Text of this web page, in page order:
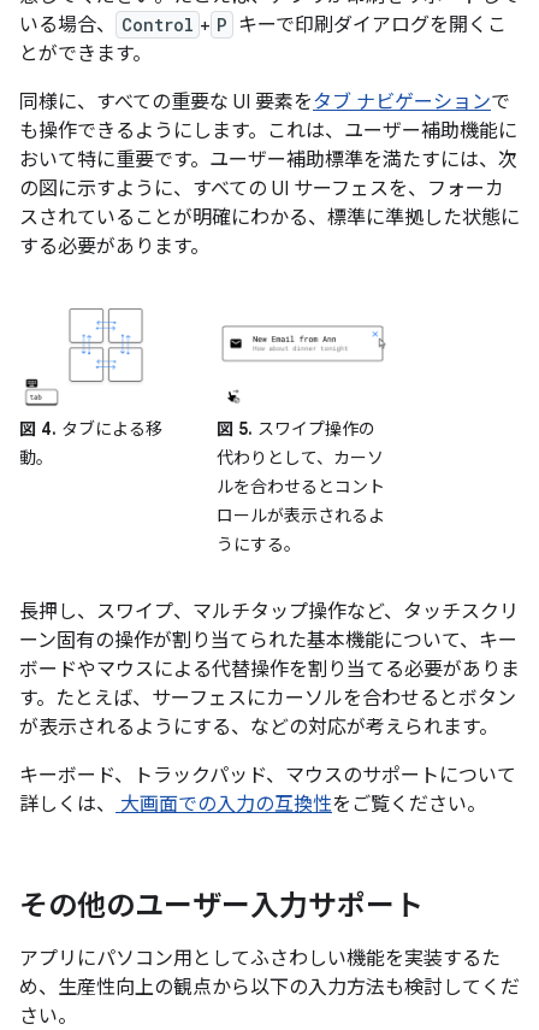
いる場合、
Control + P キーで印刷ダイアログを開くこ
とができます。
同様に、すべての重要な UI 要素をタブ ナビゲーションで
も操作できるようにします。これは、ユーザー補助機能に
おいて特に重要です。ユーザー補助標準を満たすには、次
の図に示すように、すべての UI サーフェスを、フォーカ
スされていることが明確にわかる、標準に準拠した状態に
する必要があります。
図 4. タブによる移
動。
図 5. スワイプ操作の
代わりとして、カーソ
ルを合わせるとコント
ロールが表示されるよ
うにする。
長押し、スワイプ、マルチタップ操作など、タッチスクリ
ーン固有の操作が割り当てられた基本機能について、キー
ボードやマウスによる代替操作を割り当てる必要がありま
す。たとえば、サーフェスにカーソルを合わせるとボタン
が表示されるようにする、などの対応が考えられます。
キーボード、トラックパッド、マウスのサポートについて
詳しくは、
大画面での入力の互換性をご覧ください。
その他のユーザー入力サポート
アプリにパソコン用としてふさわしい機能を実装するた
め、生産性向上の観点から以下の入力方法も検討してくだ
さい。